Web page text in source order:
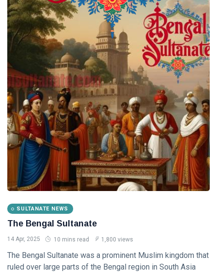
SULTANATE NEWS
The Bengal Sultanate
14 Apr, 2025 10 mins read 1,800 views
The Bengal Sultanate was a prominent Muslim kingdom that
ruled over large parts of the Bengal region in South Asia